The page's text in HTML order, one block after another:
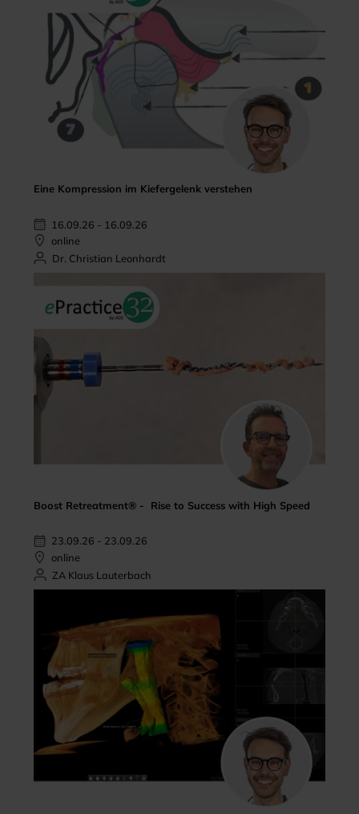
Eine Kompression im Kiefergelenk verstehen
16.09.26 - 16.09.26
online
Dr. Christian Leonhardt
Boost Retreatment® - Rise to Success with High Speed
23.09.26 - 23.09.26
online
ZA Klaus Lauterbach